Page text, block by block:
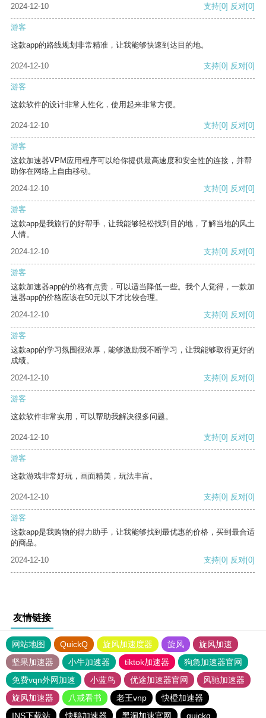
2024-12-10 支持[0] 反对[0]
游客
这款app的路线规划非常精准，让我能够快速到达目的地。
2024-12-10 支持[0] 反对[0]
游客
这款软件的设计非常人性化，使用起来非常方便。
2024-12-10 支持[0] 反对[0]
游客
这款加速器VPM应用程序可以给你提供最高速度和安全性的连接，并帮
助你在网络上自由移动。
2024-12-10
支持[0] 反对[0]
游客
这款app是我旅行的好帮手，让我能够轻松找到目的地，了解当地的风土
人情。
2024-12-10
支持[0] 反对[0]
游客
这款加速器app的价格有点贵，可以适当降低一些。我个人觉得，一款加
速器app的价格应该在50元以下才比较合理。
2024-12-10
支持[0] 反对[0]
游客
这款app的学习氛围很浓厚，能够激励我不断学习，让我能够取得更好的
成绩。
2024-12-10
支持[0] 反对[0]
游客
这款软件非常实用，可以帮助我解决很多问题。
2024-12-10 支持[0] 反对[0]
游客
这款游戏非常好玩，画面精美，玩法丰富。
2024-12-10 支持[0] 反对[0]
游客
这款app是我购物的得力助手，让我能够找到最优惠的价格，买到最合适
的商品。
2024-12-10
支持[0] 反对[0]
友情链接
网站地图 QuickQ 旋风加速度器 旋风
旋风加速
坚果加速器
小牛加速器 tiktok加速器
狗急加速器官网
免费vqn外网加速
小蓝鸟 优途加速器官网
风驰加速器
旋风加速器
八戒看书 老王vnp
快橙加速器
INS下载站
快鸭加速器 黑洞加速官网 quickq